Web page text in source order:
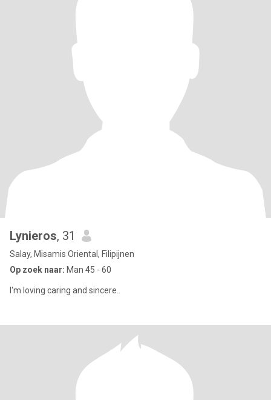
Lynieros, 31
Salay, Misamis Oriental, Filipijnen
Op zoek naar: Man 45 - 60
I'm loving caring and sincere..